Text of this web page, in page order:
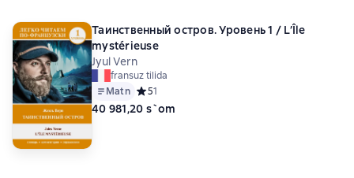
Таинственный остров. Уровень 1 / L’Île
mystérieuse
Jyul Vern
fransuz tilida
Matn Средний рейтинг 5 на основе 1 оценок
51
40 981,20 s`om